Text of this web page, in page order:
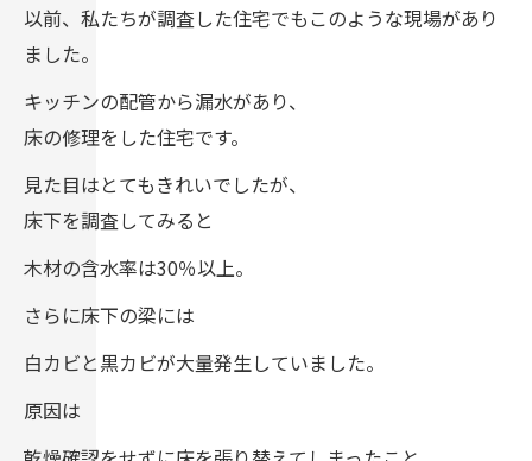
以前、私たちが調査した住宅でもこのような現場があり
ました。
キッチンの配管から漏水があり、
床の修理をした住宅です。
見た目はとてもきれいでしたが、
床下を調査してみると
木材の含水率は30％以上。
さらに床下の梁には
白カビと黒カビが大量発生していました。
原因は